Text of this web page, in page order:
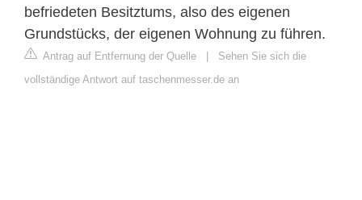
befriedeten Besitztums, also des eigenen
Grundstücks, der eigenen Wohnung zu führen.
Antrag auf Entfernung der Quelle
Sehen Sie sich die
vollständige Antwort auf taschenmesser.de an